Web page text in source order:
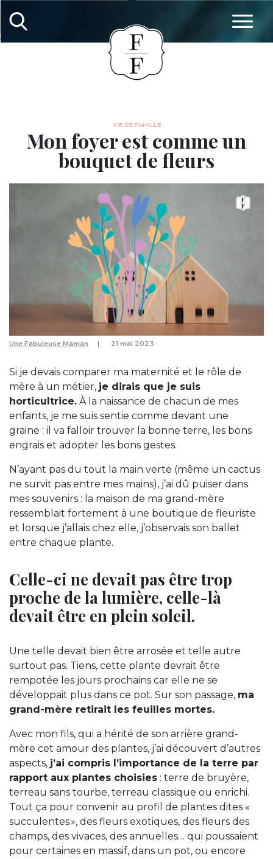
VIE DE FAMILLE
Mon foyer est comme un
bouquet de fleurs
Une Fabuleuse Maman 21 mai 2023
Si je devais comparer ma maternité et le rôle de
mère à un métier, je dirais que je suis
horticultrice. À la naissance de chacun de mes
enfants, je me suis sentie comme devant une
graine : il va falloir trouver la bonne terre, les bons
engrais et adopter les bons gestes.
N’ayant pas du tout la main verte (même un cactus
ne survit pas entre mes mains), j’ai dû puiser dans
mes souvenirs : la maison de ma grand-mère
ressemblait fortement à une boutique de fleuriste
et lorsque j’allais chez elle, j’observais son ballet
entre chaque plante.
Celle-ci ne devait pas être trop
proche de la lumière, celle-là
devait être en plein soleil.
Une telle devait bien être arrosée et telle autre
surtout pas. Tiens, cette plante devrait être
rempotée les jours prochains car elle ne se
développait plus dans ce pot. Sur son passage, ma
grand-mère retirait les feuilles mortes.
Avec mon fils, qui a hérité de son arrière grand-
mère cet amour des plantes, j’ai découvert d’autres
aspects, j’ai compris l’importance de la terre par
rapport aux plantes choisies : terre de bruyère,
terreau sans tourbe, terreau classique ou enrichi.
Tout ça pour convenir au profil de plantes dites «
succulentes », des fleurs exotiques, des fleurs des
champs, des vivaces, des annuelles… qui poussaient
pour certaines en massif, dans un pot, ou encore